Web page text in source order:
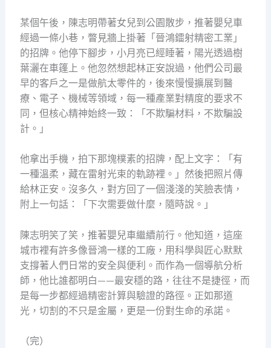
某個午後，陳志明帶著女兒到公園散步，推著嬰兒車
經過一條小巷，瞥見牆上掛著「晉鴻鐳射精密工業」
的招牌。他停下腳步，小月亮已經睡著，陽光透過樹
葉灑在車篷上。他忽然想起林正安說過，他們公司最
早的客戶之一是做航太零件的，後來慢慢擴展到醫
療、電子、機械等領域，每一種產業對精度的要求不
同，但核心精神始終一致：「不欺騙材料，不欺騙設
計。」
他拿出手機，拍下那塊樸素的招牌，配上文字：「有
一種溫柔，藏在雷射光束的軌跡裡。」然後把照片傳
給林正安。沒多久，對方回了一個淺淺的笑臉表情，
附上一句話：「下次需要做什麼，隨時說。」
陳志明笑了笑，推著嬰兒車繼續前行。他知道，這座
城市裡有許多像晉鴻一樣的工廠，用科學與匠心默默
支撐著人們日常的安全與便利。而作為一個導航分析
師，他比誰都明白——最安穩的路，往往不是捷徑，而
是每一步都經過精密計算與驗證的路徑。正如那道
光，切割的不只是金屬，更是一份對生命的承諾。
（完）